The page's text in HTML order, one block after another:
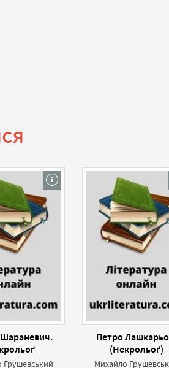
Шараневич.
Грушевський
Петро
(Некрольоґ)
Михайло